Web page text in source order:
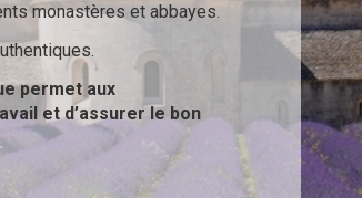
monastères et abbayes.
permet aux
et d’assurer le bon